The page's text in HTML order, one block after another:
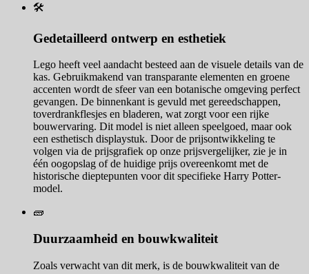
🛠️
Gedetailleerd ontwerp en esthetiek
Lego heeft veel aandacht besteed aan de visuele details van de
kas. Gebruikmakend van transparante elementen en groene
accenten wordt de sfeer van een botanische omgeving perfect
gevangen. De binnenkant is gevuld met gereedschappen,
toverdrankflesjes en bladeren, wat zorgt voor een rijke
bouwervaring. Dit model is niet alleen speelgoed, maar ook
een esthetisch displaystuk. Door de prijsontwikkeling te
volgen via de prijsgrafiek op onze prijsvergelijker, zie je in
één oogopslag of de huidige prijs overeenkomt met de
historische dieptepunten voor dit specifieke Harry Potter-
model.
🧱
Duurzaamheid en bouwkwaliteit
Zoals verwacht van dit merk, is de bouwkwaliteit van de